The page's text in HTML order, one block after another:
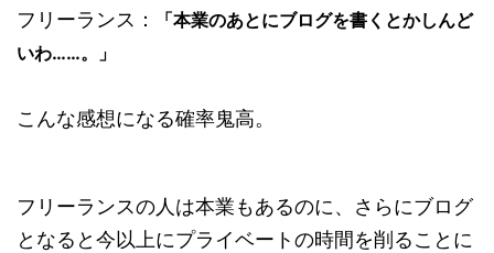
フリーランス：
「本業のあとにブログを書くとかしんど
いわ……。」
こんな感想になる確率鬼高。
フリーランスの人は本業もあるのに、さらにブログ
となると今以上にプライベートの時間を削ることに